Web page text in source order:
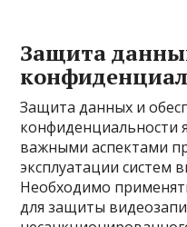
Защита
Защита данных и
конфиденциальности
важными аспектами
эксплуатации систем
Необходимо
для защиты